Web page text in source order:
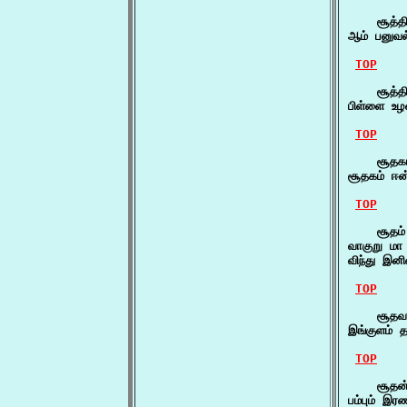
ஆம்
TOP
பிள்ளை
TOP
சூதகம்
TOP
வாகுறு
விந்து
TOP
இங்குளம்
TOP
பம்பும்